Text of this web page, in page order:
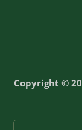
Copyright ©